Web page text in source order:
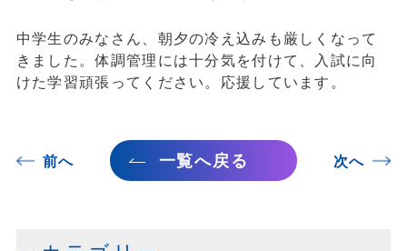
中学生のみなさん、朝夕の冷え込みも厳しくなって
きました。体調管理には十分気を付けて、入試に向
けた学習頑張ってください。応援しています。
前へ 次へ
一覧へ戻る